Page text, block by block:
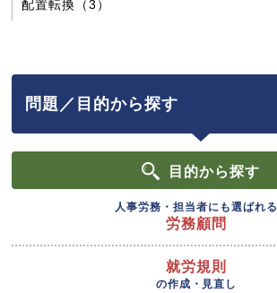
配置転換（3）
問題／目的から探す
目的から探す
人事労務・担当者にも選ばれる
労務顧問
就労規則
の作成・見直し